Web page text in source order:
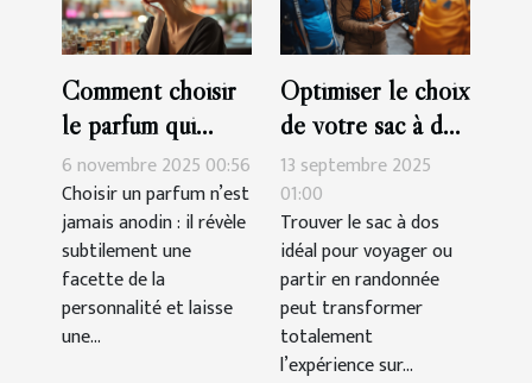
Comment choisir
le parfum qui
complète votre
personnalité?
6 novembre 2025 00:56
Choisir un parfum n’est
jamais anodin : il révèle
subtilement une
facette de la
personnalité et laisse
une...
Optimiser le choix
de votre sac à dos
pour voyages et
randonnées
13 septembre 2025
01:00
Trouver le sac à dos
idéal pour voyager ou
partir en randonnée
peut transformer
totalement
l’expérience sur...